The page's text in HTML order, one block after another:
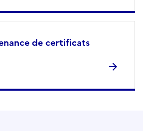
de certificats